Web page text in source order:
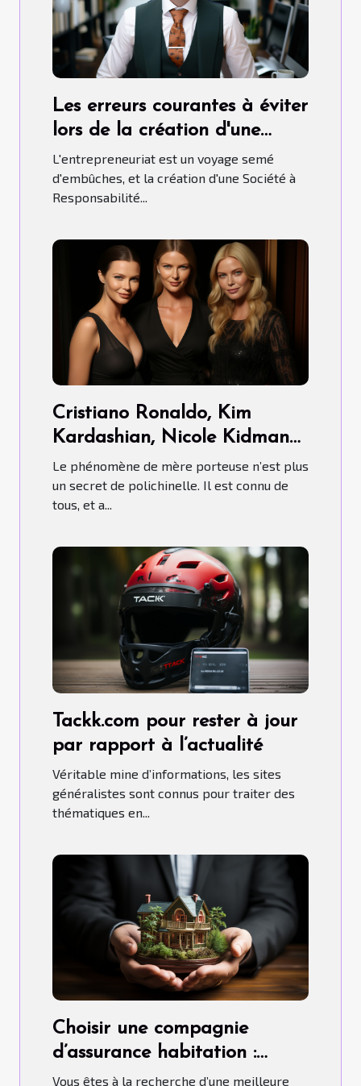
Les erreurs courantes à éviter
lors de la création d'une
SARL
L'entrepreneuriat est un voyage semé
d'embûches, et la création d'une Société à
Responsabilité...
Cristiano Ronaldo, Kim
Kardashian, Nicole Kidman…
ont-ils fait recours aux Mères
porteuses ?
Le phénomène de mère porteuse n’est plus
un secret de polichinelle. Il est connu de
tous, et a...
Tackk.com pour rester à jour
par rapport à l’actualité
Véritable mine d’informations, les sites
généralistes sont connus pour traiter des
thématiques en...
Choisir une compagnie
d’assurance habitation :
comment s’y prendre ?
Vous êtes à la recherche d’une meilleure